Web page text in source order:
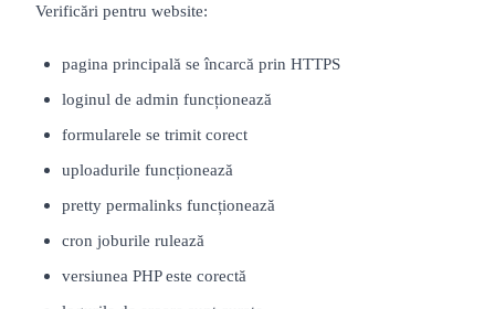
Verificări pentru website:
pagina principală se încarcă prin HTTPS
loginul de admin funcționează
formularele se trimit corect
uploadurile funcționează
pretty permalinks funcționează
cron joburile rulează
versiunea PHP este corectă